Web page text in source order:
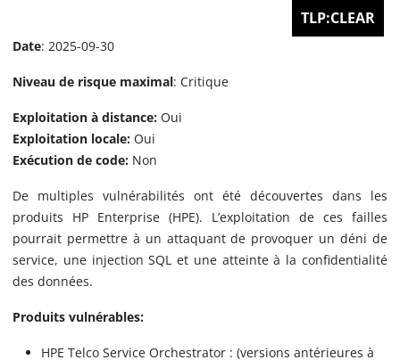
TLP:CLEAR
Date: 2025-09-30
Niveau de risque maximal: Critique
Exploitation à distance: Oui
Exploitation locale: Oui
Exécution de code: Non
De multiples vulnérabilités ont été découvertes dans les
produits HP Enterprise (HPE). L’exploitation de ces failles
pourrait permettre à un attaquant de provoquer un déni de
service, une injection SQL et une atteinte à la confidentialité
des données.
Produits vulnérables:
HPE Telco Service Orchestrator : (versions antérieures à